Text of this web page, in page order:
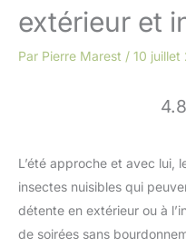
extérieur et
Par Pierre Marest / 10 juillet
L’été approche et avec lui,
insectes nuisibles qui
détente en extérieur ou à
de soirées sans